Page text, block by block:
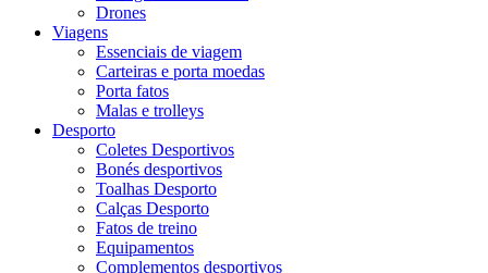
Drones
Viagens
Essenciais de viagem
Carteiras e porta moedas
Porta fatos
Malas e trolleys
Desporto
Coletes Desportivos
Bonés desportivos
Toalhas Desporto
Calças Desporto
Fatos de treino
Equipamentos
Complementos desportivos